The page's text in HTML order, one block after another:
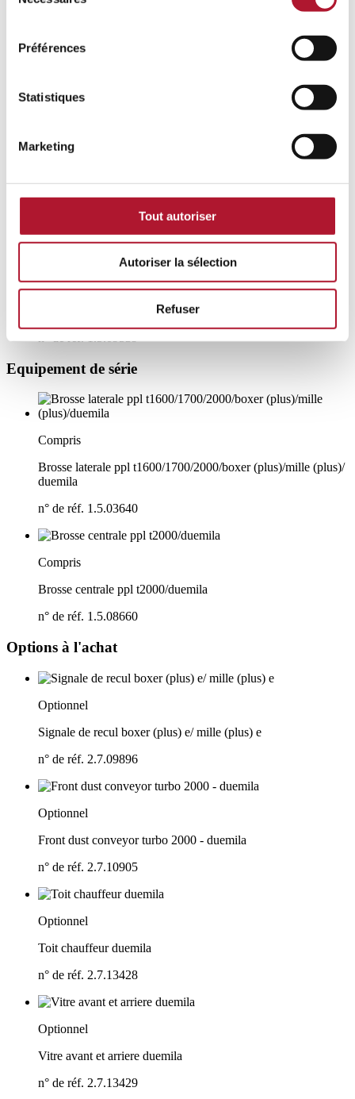
Préférences
Statistiques
Marketing
Tout autoriser
Autoriser la sélection
Refuser
Brosse centrale ppl t2000/
Optionnel
Brosse centrale (double) t2000/duemila
Equipement de série
Compris
Brosse laterale ppl t1600/1700/2000/boxer (plus)/mille (plus)/
duemila
n° de réf. 1.5.03640
Compris
Brosse centrale ppl t2000/duemila
n° de réf. 1.5.08660
Options à l'achat
Optionnel
Signale de recul boxer (plus) e/mille (plus) e
n° de réf. 2.7.09896
Optionnel
Front dust conveyor turbo 2000 - duemila
n° de réf. 2.7.10905
Optionnel
Toit chauffeur duemila
n° de réf. 2.7.13428
Optionnel
Vitre avant et arriere duemila
n° de réf. 2.7.13429